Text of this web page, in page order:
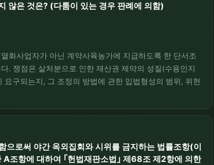
않은 것은? (다툼이 있는 경우 판례에 의함)
화사업자가 아닌 계약사육농가에 지급하도록 한 단서조
. 쟁점은 살처분으로 인한 재산권 제약의 성질(수용인지
구되는지, 그 조정의 방법에 관한 입법형성의 범위, 위헌
법재판소 2024. 5. 30. 선고 2021헌가3 결정의 법리에
…
로써 야간 옥외집회와 시위를 금지하는 법률조항(이
A조항에 대하여 ｢헌법재판소법｣ 제68조 제2항에 의한